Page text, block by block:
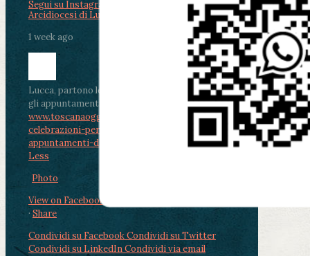
Arcidiocesi di Lucca
1 week ago
Lucca, partono le celebrazioni per don Aldo Mei:
gli appuntamenti dal 2 al 4 agosto
www.toscanaoggi.it/lucca-partono-le-
celebrazioni-per-don-aldo-mei-gli-
appuntamenti-dal-2-al-4-ago...
See MoreSee
Less
Photo
View on Facebook
· Share
Condividi su FacebookCondividi su Twitter
Condividi su LinkedInCondividi via email
Segui su Instagram